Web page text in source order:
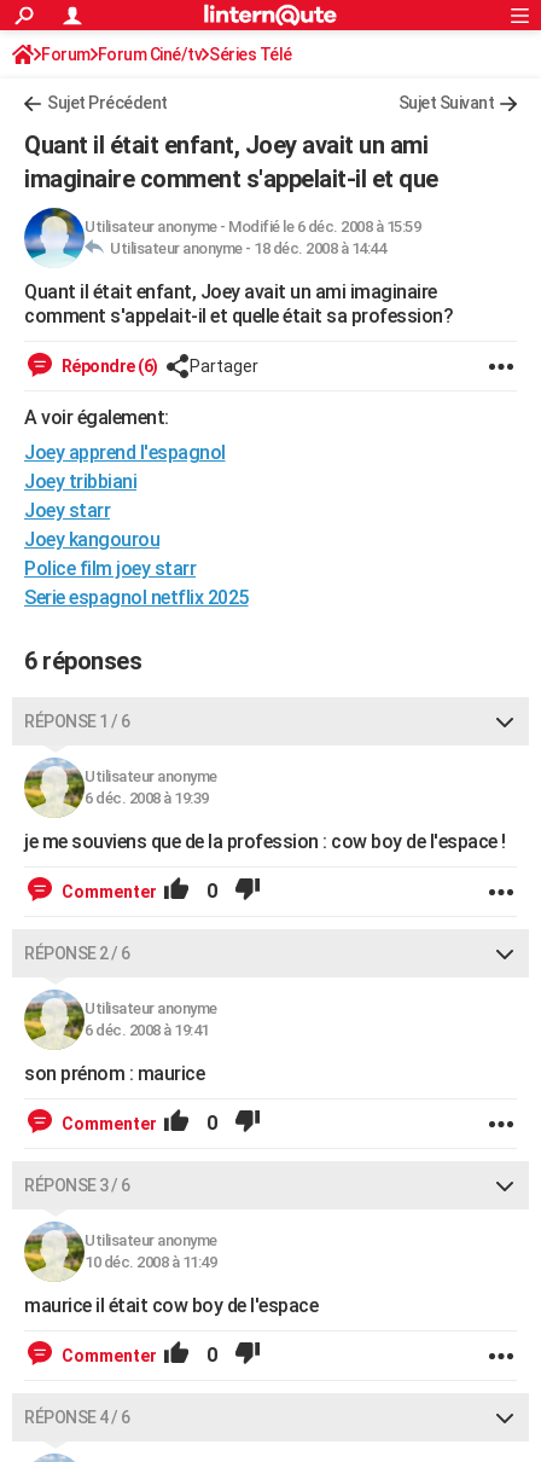
ACTUALITÉS
Politique
Société
Faits Divers
Education
Monde
Villes
+
Programme TV
TNTStreaming
Cinéma
Sorties cinéma
Musique
+FINANCE
Retraite
Impôts
Epargne
Immobilier
Risques naturels par ville
Banque
Assurance
Crédit
AUTO
Essais
Réserver un essai
Citadines
Berlines
SUV
Forum auto
HIGH-TECH
Mobiles
Meilleur smartphone
Internet
Ordinateurs
Jeux vidéo
Guide high-tech
+BRICOLAGE
Forum
Aménagement intérieur
Extérieur
Cuisine
Salle de bains
Jardinage
Rangement
WEEK-END
Guides de France
Escapades
Patrimoine
Expositions
Musées
Week-end nature
+LIFESTYLE
Art de vivre
Bien-être
Loisirs
Mode
Modes de vie
SANTE
Alimentation
Guide de la santé
Maladies
Médicaments
Sommeil
VOYAGE
Destinations
City break
Voyage nature
Voyage de noces
Forum
Climat
+PHOTO
BONS PLANS
CARTE DE VOEUX
Carte de Noël
Carte Bonne année
Carte Saint-Valentin
Carte Pâques
Carte d'anniversaire
DICTIONNAIRE
Dictionnaire
Biographies
Citations
Expressions
Proverbes
PROGRAMME TV
S'inscrire
Se connecter
Lycées
Collèges
Primaires
Universités
Entreprises
Service militaire
Avis de recherche
FORUM
Bricolage
Lifestyle
Culture
Sport
Auto
Television
Voyage
Cinema
S'inscrire
Connexion
Forum Forum Ciné/tv Séries Télé
Sujet Précédent Sujet Suivant
Quant il était enfant, Joey avait un ami
imaginaire comment s'appelait-il et que
Utilisateur anonyme- Modifié le 6 déc. 2008 à 15:59
Utilisateur anonyme - 18 déc. 2008 à 14:44
Quant il était enfant, Joey avait un ami imaginaire
comment s'appelait-il et quelle était sa profession?
Répondre (6) Partager
A voir également:
Joey apprend l'espagnol
Joey tribbiani
Joey starr
Joey kangourou
Police film joey starr
Serie espagnol netflix 2025
6 réponses
RÉPONSE 1 / 6
Utilisateur anonyme
6 déc. 2008 à 19:39
je me souviens que de la profession : cow boy de l'espace !
Commenter 0
RÉPONSE 2 / 6
Utilisateur anonyme
6 déc. 2008 à 19:41
son prénom : maurice
Commenter 0
RÉPONSE 3 / 6
Utilisateur anonyme
10 déc. 2008 à 11:49
maurice il était cow boy de l'espace
Commenter 0
RÉPONSE 4 / 6